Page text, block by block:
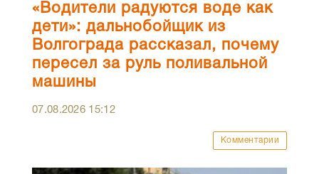
«Водители радуются воде как
дети»: дальнобойщик из
Волгограда рассказал, почему
пересел за руль поливальной
машины
07.08.2026 15:12
Комментарии